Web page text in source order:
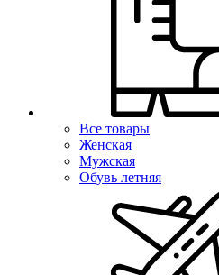
Все товары
Женская
Мужская
Обувь летняя